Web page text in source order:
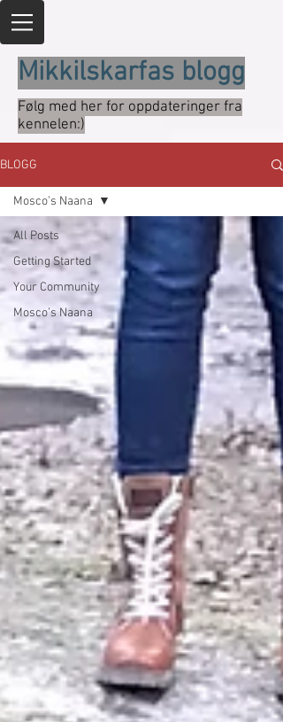
Mikkilskarfas blogg
Følg med her for oppdateringer fra
kennelen:)
BLOGG
All Posts
Getting Started
Your Community
Mosco’s Naana
Mosco’s Naana